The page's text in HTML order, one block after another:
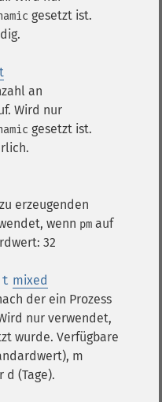
gesetzt ist.
an
Wird nur
gesetzt ist.
erzeugenden
wenn pm auf
32
mixed
der ein Prozess
nur verwendet,
wurde. Verfügbare
m
d (Tage).